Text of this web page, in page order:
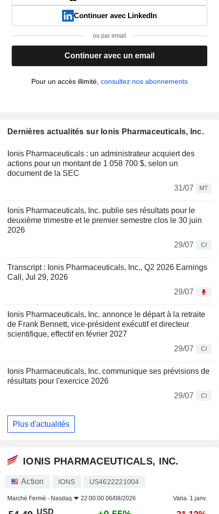
Continuer avec LinkedIn
ou par email
Continuer avec un email
Pour un accès illimité, consultez nos abonnements
Dernières actualités sur Ionis Pharmaceuticals, Inc.
Ionis Pharmaceuticals : un administrateur acquiert des
actions pour un montant de 1 058 700 $, selon un
document de la SEC
31/07
MT
Ionis Pharmaceuticals, Inc. publie ses résultats pour le
deuxième trimestre et le premier semestre clos le 30 juin
2026
29/07
CI
Transcript : Ionis Pharmaceuticals, Inc., Q2 2026 Earnings
Call, Jul 29, 2026
29/07
Ionis Pharmaceuticals, Inc. annonce le départ à la retraite
de Frank Bennett, vice-président exécutif et directeur
scientifique, effectif en février 2027
29/07
CI
Ionis Pharmaceuticals, Inc. communique ses prévisions de
résultats pour l'exercice 2026
29/07
CI
Plus d'actualités
IONIS PHARMACEUTICALS, INC.
Action IONS US4622221004
Marché Fermé - Nasdaq 22:00:00 06/08/2026 Varia. 1 janv.
USD